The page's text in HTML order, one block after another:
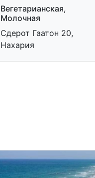
Вегетарианская,
Молочная
Сдерот Гаатон 20,
Нахария